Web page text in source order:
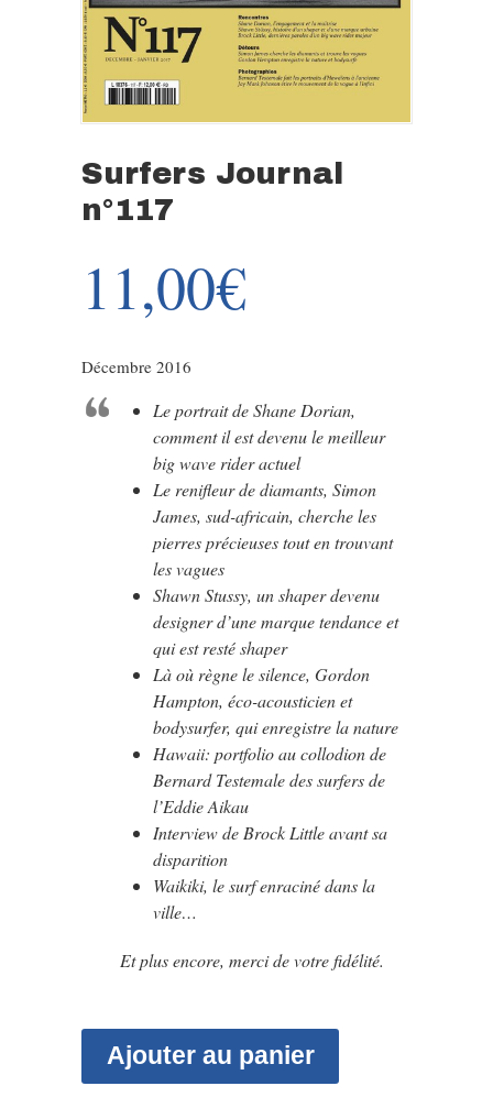
Surfers Journal
n°117
11,00€
Décembre 2016
Le portrait de Shane Dorian,
comment il est devenu le meilleur
big wave rider actuel
Le renifleur de diamants, Simon
James, sud-africain, cherche les
pierres précieuses tout en trouvant
les vagues
Shawn Stussy, un shaper devenu
designer d’une marque tendance et
qui est resté shaper
Là où règne le silence, Gordon
Hampton, éco-acousticien et
bodysurfer, qui enregistre la nature
Hawaii: portfolio au collodion de
Bernard Testemale des surfers de
l’Eddie Aikau
Interview de Brock Little avant sa
disparition
Waikiki, le surf enraciné dans la
ville…
Et plus encore, merci de votre fidélité.
Ajouter au panier